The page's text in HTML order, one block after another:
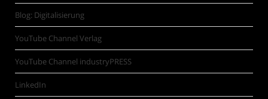
Blog: Digitalisierung
YouTube Channel Verlag
YouTube Channel industryPRESS
LinkedIn